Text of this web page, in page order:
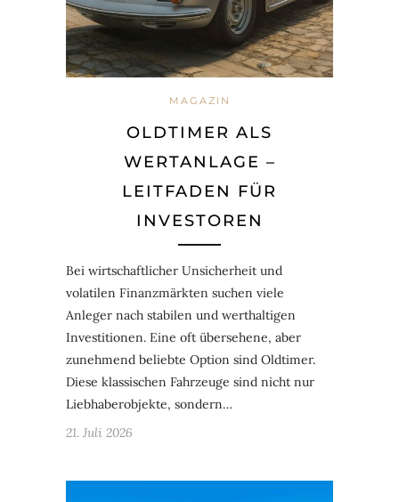
MAGAZIN
OLDTIMER ALS
WERTANLAGE –
LEITFADEN FÜR
INVESTOREN
Bei wirtschaftlicher Unsicherheit und
volatilen Finanzmärkten suchen viele
Anleger nach stabilen und werthaltigen
Investitionen. Eine oft übersehene, aber
zunehmend beliebte Option sind Oldtimer.
Diese klassischen Fahrzeuge sind nicht nur
Liebhaberobjekte, sondern…
21. Juli 2026